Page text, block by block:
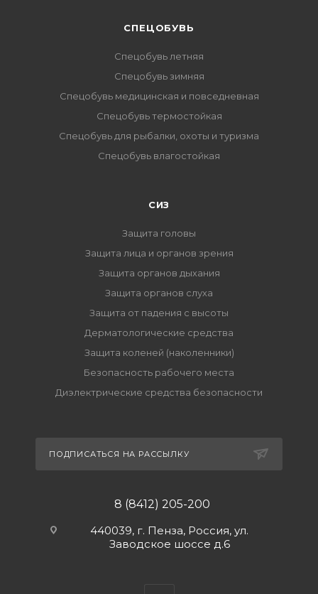
CПЕЦОБУВЬ
Спецобувь летняя
Спецобувь зимняя
Спецобувь медицинская и повседневная
Спецобувь термостойкая
Спецобувь для рыбалки, охоты и туризма
Спецобувь влагостойкая
СИЗ
Защита головы
Защита лица и органов зрения
Защита органов дыхания
Защита органов слуха
Защита от падения с высоты
Дерматологические средства
Защита коленей (наколенники)
Безопасность рабочего места
Диэлектрические средства безопасности
ПОДПИСАТЬСЯ НА РАССЫЛКУ
8 (8412) 205-200
440039, г. Пенза, Россия, ул.
Заводское шоссе д.6